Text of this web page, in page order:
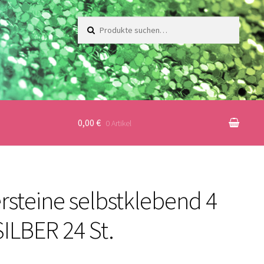
Suche
nach:
0,00 € 0 Artikel
selbstklebend 4
24 St.